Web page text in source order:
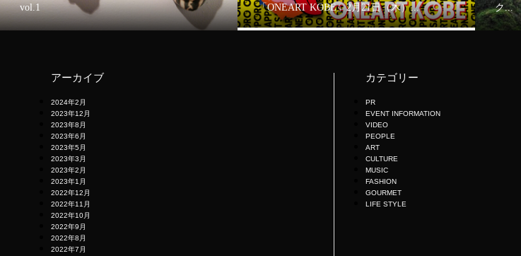
vol.1
「ONEART KOBE」2月21日（木）...
ク...
アーカイブ
2024年2月
2023年12月
2023年8月
2023年6月
2023年5月
2023年3月
2023年2月
2023年1月
2022年12月
2022年11月
2022年10月
2022年9月
2022年8月
2022年7月
カテゴリー
PR
EVENT INFORMATION
VIDEO
PEOPLE
ART
CULTURE
MUSIC
FASHION
GOURMET
LIFE STYLE